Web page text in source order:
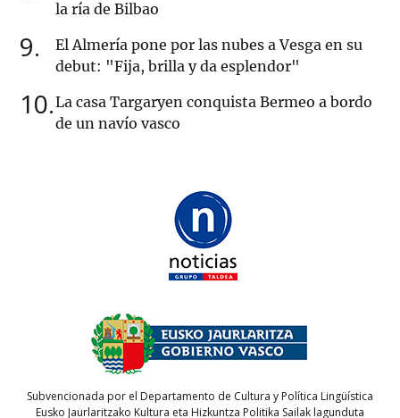
la ría de Bilbao
9
El Almería pone por las nubes a Vesga en su
debut: "Fija, brilla y da esplendor"
10 La casa Targaryen conquista Bermeo a bordo
de un navío vasco
Subvencionada por el Departamento de Cultura y Política Lingüística
Eusko Jaurlaritzako Kultura eta Hizkuntza Politika Sailak lagunduta